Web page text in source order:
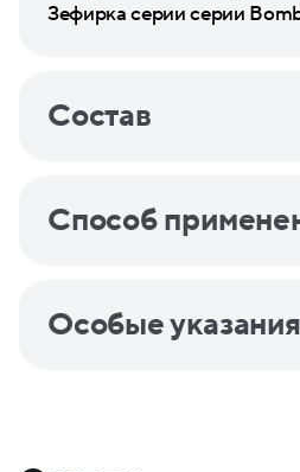
Зефирка серии серии
Состав
Способ
Особые указания